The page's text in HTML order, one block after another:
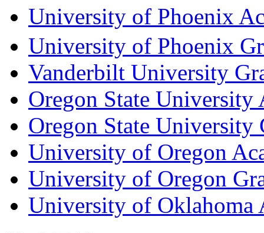
University of Phoenix
University of Phoenix
Vanderbilt University
Oregon State University
Oregon State University
University of Oregon
University of Oregon
University of Oklahoma